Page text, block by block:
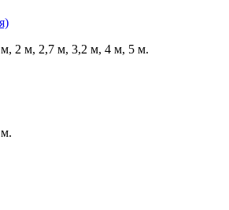
2 м, 2,7 м, 3,2 м, 4 м, 5 м.